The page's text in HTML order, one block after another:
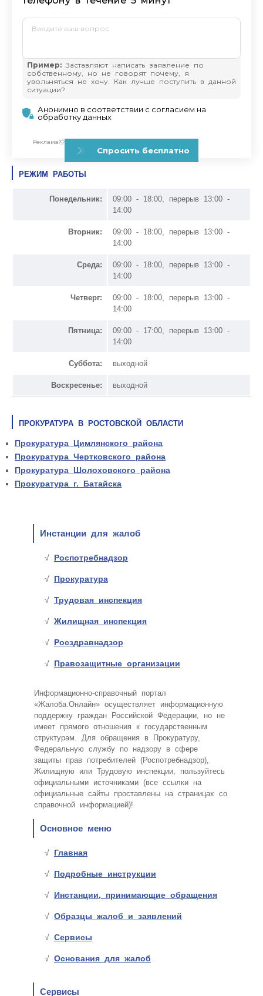
РЕЖИМ РАБОТЫ
Понедельник:
09:00 - 18:00, перерыв 13:00 -
14:00
Вторник:
09:00 - 18:00, перерыв 13:00 -
14:00
Среда:
09:00 - 18:00, перерыв 13:00 -
14:00
Четверг:
09:00 - 18:00, перерыв 13:00 -
14:00
Пятница:
09:00 - 17:00, перерыв 13:00 -
14:00
Суббота: выходной
Воскресенье: выходной
ПРОКУРАТУРА В РОСТОВСКОЙ ОБЛАСТИ
Прокуратура Цимлянского района
Прокуратура Чертковского района
Прокуратура Шолоховского района
Прокуратура г. Батайска
Инстанции для жалоб
Роспотребнадзор
Прокуратура
Трудовая инспекция
Жилищная инспекция
Росздравнадзор
Правозащитные организации
Информационно-справочный портал
«Жалоба.Онлайн» осуществляет информационную
поддержку граждан Российской Федерации, но не
имеет прямого отношения к государственным
структурам. Для обращения в Прокуратуру,
Федеральную службу по надзору в сфере
защиты прав потребителей (Роспотребнадзор),
Жилищную или Трудовую инспекции, пользуйтесь
официальными источниками (все ссылки на
официальные сайты проставлены на страницах со
справочной информацией)!
Основное меню
Главная
Подробные инструкции
Инстанции, принимающие обращения
Образцы жалоб и заявлений
Сервисы
Основания для жалоб
Сервисы